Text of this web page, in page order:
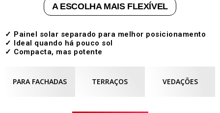
A ESCOLHA MAIS FLEXÍVEL
✓ Painel solar separado para melhor posicionamento
✓ Ideal quando há pouco sol
✓ Compacta, mas potente
PARA FACHADAS TERRAÇOS VEDAÇÕES